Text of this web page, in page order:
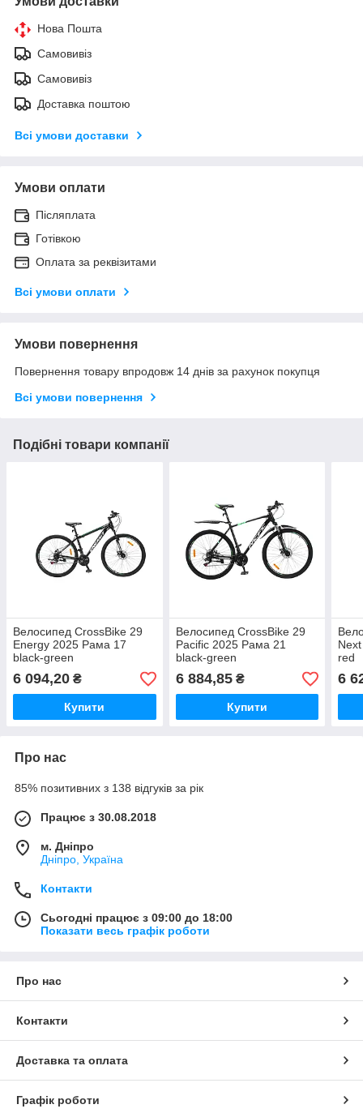
Нова Пошта
Самовивіз
Самовивіз
Доставка поштою
Всі умови доставки
Умови оплати
Післяплата
Готівкою
Оплата за реквізитами
Всі умови оплати
Умови повернення
Повернення товару впродовж 14 днів за рахунок покупця
Всі умови повернення
Подібні товари компанії
Велосипед CrossBike 29
Energy 2025 Рама 17
black-green
6 094,20 ₴
Купити
Велосипед CrossBike 29
Pacific 2025 Рама 21
black-green
6 884,85₴
Купити
red
6
Про нас
85% позитивних з 138 відгуків за рік
Працює з 30.08.2018
м. Дніпро
Дніпро, Україна
Контакти
Сьогодні працює з 09:00 до 18:00
Показати весь графік роботи
Про нас
Контакти
Доставка та оплата
Графік роботи